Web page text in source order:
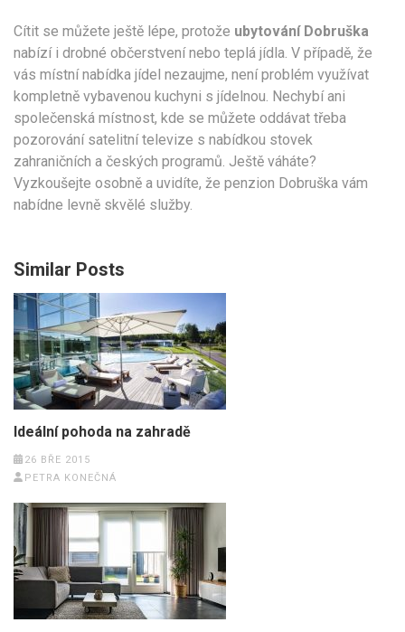
Cítit se můžete ještě lépe, protože ubytování Dobruška
nabízí i drobné občerstvení nebo teplá jídla. V případě, že
vás místní nabídka jídel nezaujme, není problém využívat
kompletně vybavenou kuchyni s jídelnou. Nechybí ani
společenská místnost, kde se můžete oddávat třeba
pozorování satelitní televize s nabídkou stovek
zahraničních a českých programů. Ještě váháte?
Vyzkoušejte osobně a uvidíte, že penzion Dobruška vám
nabídne levně skvělé služby.
Similar Posts
Ideální pohoda na zahradě
26 BŘE 2015
PETRA KONEČNÁ